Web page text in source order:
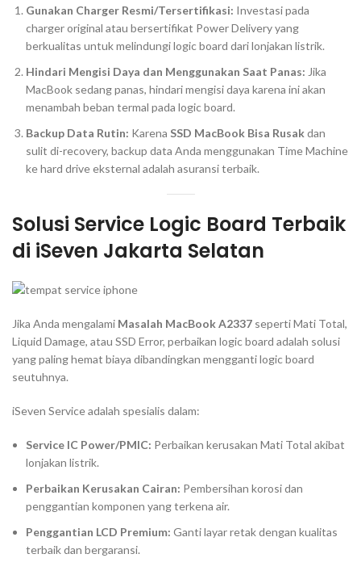
Gunakan Charger Resmi/Tersertifikasi: Investasi pada
chargeroriginal atau bersertifikat Power Deliveryyang
berkualitas untuk melindungilogic board dari lonjakan listrik.
Hindari Mengisi Daya dan Menggunakan Saat Panas: Jika
MacBook sedang panas, hindari mengisi daya karena ini akan
menambah beban termal pada logic board.
Backup Data Rutin: Karena SSD MacBook Bisa Rusakdan
sulit di-recovery, backup data Anda menggunakan Time Machine
kehard driveeksternal adalah asuransi terbaik.
Solusi Service Logic Board Terbaik
di iSeven Jakarta Selatan
Jika Anda mengalami Masalah MacBook A2337 seperti Mati Total,
Liquid Damage, atau SSD Error, perbaikan logic board adalah solusi
yang paling hemat biaya dibandingkan menggantilogic board
seutuhnya.
iSeven Service adalah spesialis dalam:
Service IC Power/PMIC: Perbaikan kerusakan Mati Total akibat
lonjakan listrik.
Perbaikan Kerusakan Cairan: Pembersihan korosi dan
penggantian komponen yang terkena air.
Penggantian LCD Premium: Ganti layar retak dengan kualitas
terbaik dan bergaransi.